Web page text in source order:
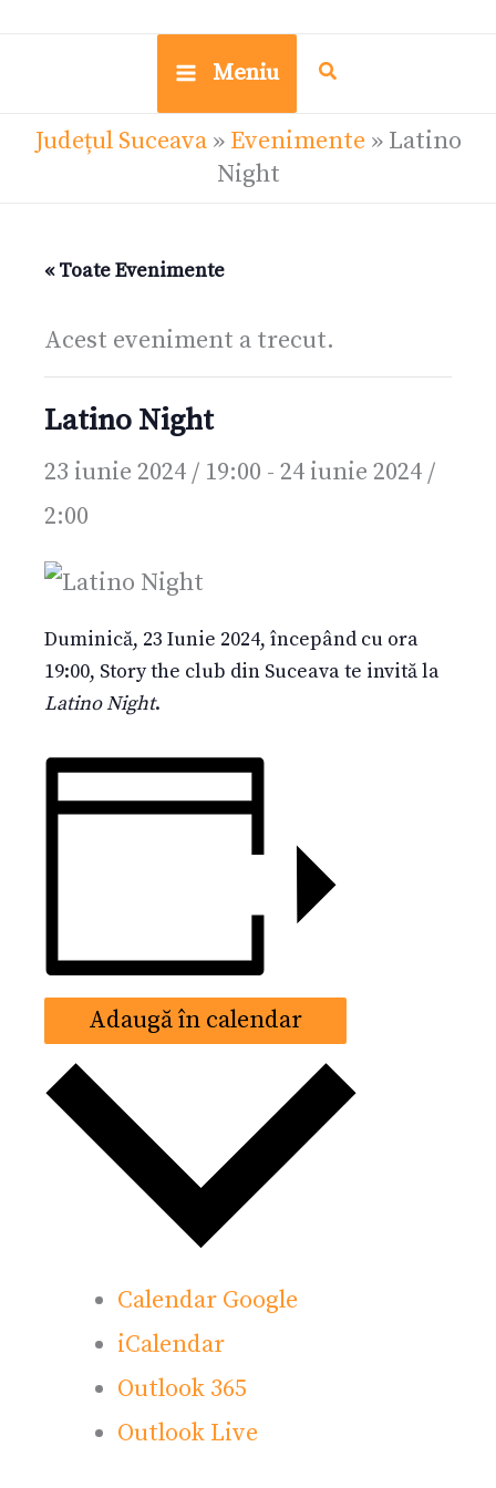
Meniu
Județul Suceava» Evenimente » Latino
Night
« Toate Evenimente
Acest eveniment a trecut.
Latino Night
23 iunie 2024 / 19:00 - 24 iunie 2024 /
2:00
Duminică, 23 Iunie 2024, începând cu ora
19:00, Story the club din Suceava te invită la
Latino Night.
Adaugă în calendar
Calendar Google
iCalendar
Outlook 365
Outlook Live